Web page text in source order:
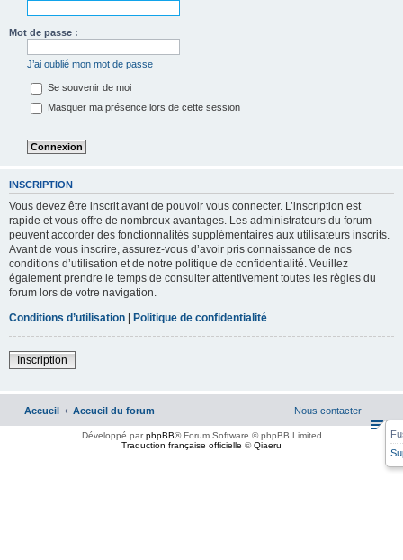
Mot de passe :
J’ai oublié mon mot de passe
Se souvenir de moi
Masquer ma présence lors de cette session
INSCRIPTION
Vous devez être inscrit avant de pouvoir vous connecter. L’inscription est
rapide et vous offre de nombreux avantages. Les administrateurs du forum
peuvent accorder des fonctionnalités supplémentaires aux utilisateurs inscrits.
Avant de vous inscrire, assurez-vous d’avoir pris connaissance de nos
conditions d’utilisation et de notre politique de confidentialité. Veuillez
également prendre le temps de consulter attentivement toutes les règles du
forum lors de votre navigation.
Conditions d’utilisation | Politique de confidentialité
Inscription
Accueil Accueil du forum Nous contacter
Développé parphpBB® Forum Software © phpBB Limited
Traduction française officielle ©Qiaeru